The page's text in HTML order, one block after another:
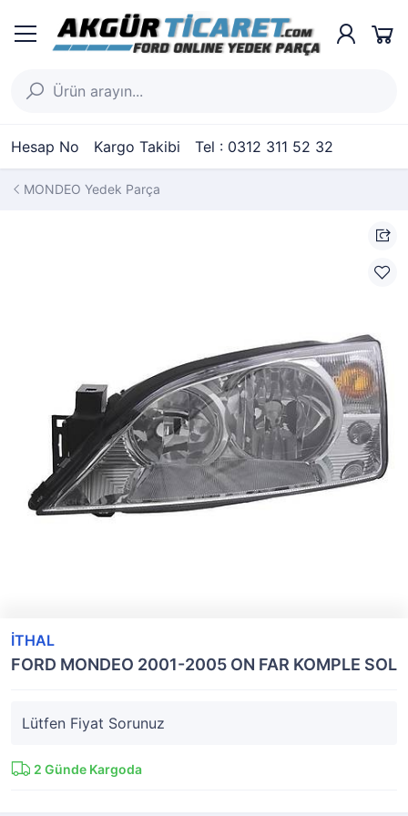
Hesap No Kargo Takibi Tel : 0312 311 52 32
MONDEO Yedek Parça
İTHAL
FORD MONDEO 2001-2005 ON FAR KOMPLE SOL
Lütfen Fiyat Sorunuz
2 Günde Kargoda